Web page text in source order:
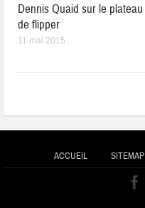
Dennis Quaid sur le plateau
de flipper
11 mai 2015
ACCUEIL SITEMAP